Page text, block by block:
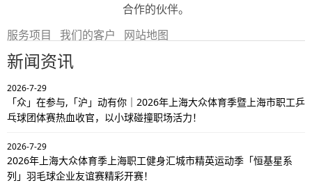
合作的伙伴。
服务项目
我们的客户 网站地图
新闻资讯
2026-7-29
「众」在参与,「沪」动有你｜2026年上海大众体育季暨上海市职工乒
乓球团体赛热血收官，以小球碰撞职场活力！
2026-7-29
2026年上海大众体育季上海职工健身汇城市精英运动季「恒基星系
列」羽毛球企业友谊赛精彩开赛！